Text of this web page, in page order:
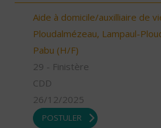
Aide à domicile/auxilliaire de
Ploudalmézeau, Lampaul-
Pabu (H/F)
29 - Finistère
CDD
26/12/2025
POSTULER